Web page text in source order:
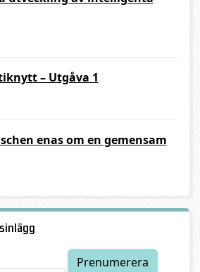
– Utgåva 1
enas om en gemensam